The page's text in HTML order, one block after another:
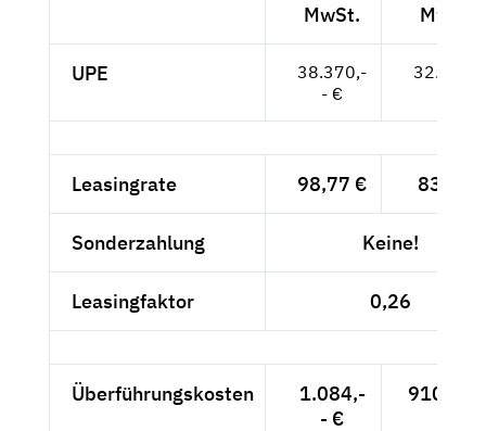
MwSt.
MwSt.
UPE
38.370,-
- €
32.244,-
Leasingrate 98,77 € 83,-- €
Sonderzahlung Keine!
Leasingfaktor 0,26
Überführungskosten
1.084,-
- €
910,92